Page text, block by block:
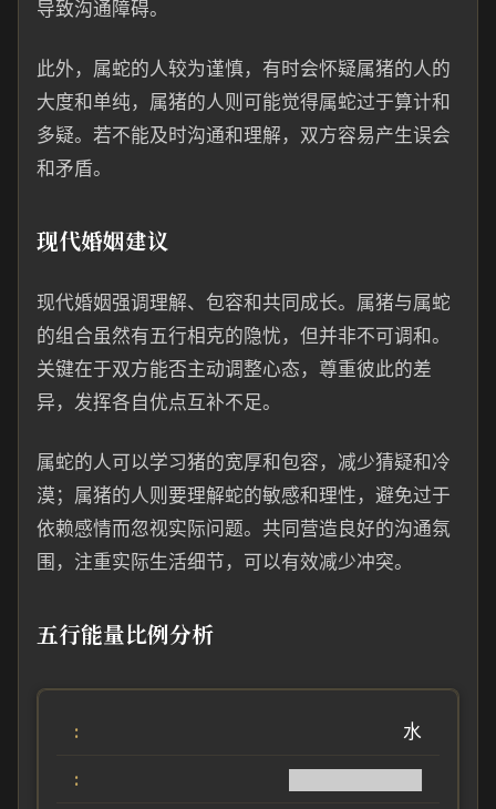
导致沟通障碍。
此外，属蛇的人较为谨慎，有时会怀疑属猪的人的
大度和单纯，属猪的人则可能觉得属蛇过于算计和
多疑。若不能及时沟通和理解，双方容易产生误会
和矛盾。
现代婚姻建议
现代婚姻强调理解、包容和共同成长。属猪与属蛇
的组合虽然有五行相克的隐忧，但并非不可调和。
关键在于双方能否主动调整心态，尊重彼此的差
异，发挥各自优点互补不足。
属蛇的人可以学习猪的宽厚和包容，减少猜疑和冷
漠；属猪的人则要理解蛇的敏感和理性，避免过于
依赖感情而忽视实际问题。共同营造良好的沟通氛
围，注重实际生活细节，可以有效减少冲突。
五行能量比例分析
水